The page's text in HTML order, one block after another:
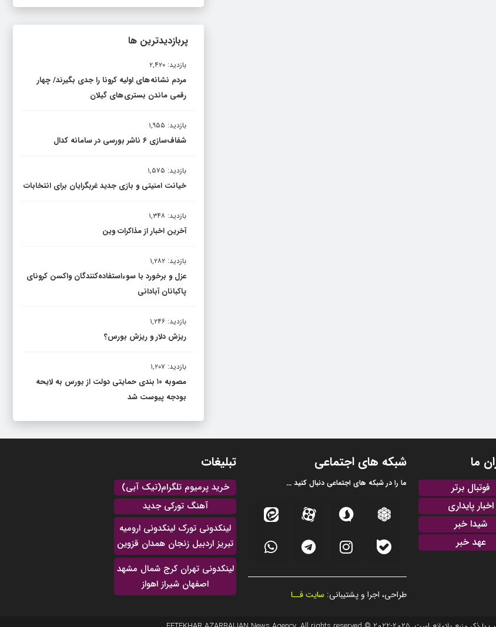
پربازدیدترین ها
بازدید: ۲,۴۲۰
مردم نشانه های اولیه کرونا را جدی بگیرند/ چهار
رقمی ماندن بستری های گیلان
بازدید: ۱,۹۵۵
شفاف‌سازی ۶ ناشر بورسی در سامانه کدال
بازدید: ۱,۵۷۵
خیانت امنیتی و بازی جدید غربگرایان برای انتخابات
بازدید: ۱,۳۴۸
آخرین اخبار از مذاکرات وین
بازدید: ۱,۲۸۲
عزل و برخورد با سوءاستفاده‌کنندگان واکسن کرونای
پاکبانان آبادانی
بازدید: ۱,۲۴۶
ریزش دلار و ریزش بورس؟
بازدید: ۱,۲۰۷
مصوبه ۱۰ بندی حمایتی دولت از بورس به لایحه
بودجه پیوست شد
ما
فوتبال برتر
اخبار پایداری
شیدا خبر
عهد خبر
شبکه های اجتماعی
ما را در شبکه های اجتماعی دنبال کنید ...
طراحی، اجرا و پشتیبانی: سایت فــا
تبلیغات
خرید پرمیوم تلگرام(تیک آبی)
آهنگ تورکی جدید
لینکدونی تورک لینکدونی ارومیه
تبریز اردبیل زنجان همدان قزوین
لینکدونی تهران کرج شمال مشهد
اصفهان شیراز اهواز